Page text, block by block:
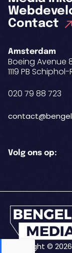
Contact
Amsterdam
Boeing Avenue
1119 PB Schiphol-
020 79 88 723
Volg ons op:
Copyright © 2026